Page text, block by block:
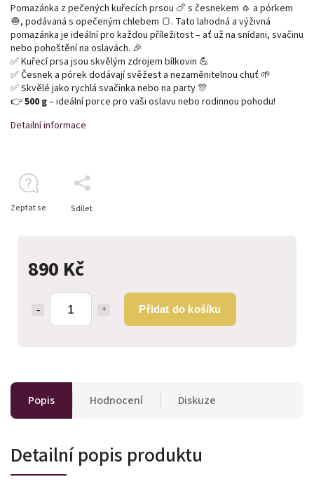
890 Kč
Přidat do košíku
Pomazánka z pečených kuřecích prsou 🍗 s česnekem 🧄 a pórkem
🧅, podávaná s opečeným chlebem 🍞. Tato lahodná a výživná
pomazánka je ideální pro každou příležitost – ať už na snídani, svačinu
nebo pohoštění na oslavách. 🎉
✅ Kuřecí prsa jsou skvělým zdrojem bílkovin 💪
✅ Česnek a pórek dodávají svěžest a nezaměnitelnou chuť 🌱
✅ Skvělé jako rychlá svačinka nebo na party 🎊
👉500 g– ideální porce pro vaši oslavu nebo rodinnou pohodu!
Detailní informace
Zeptat se Sdílet
Popis Hodnocení Diskuze
Detailní popis produktu